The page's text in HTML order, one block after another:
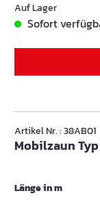
Auf Lager
Sofort
Artikel Nr. : 38AB01
Mobilzaun
Länge in m